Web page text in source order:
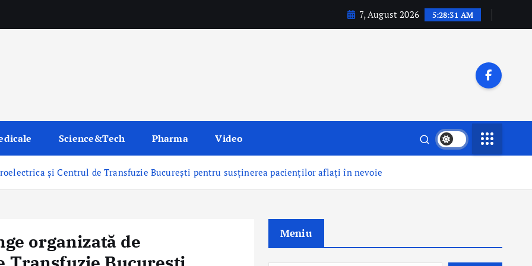
7, August 2026 5:28:32 AM
Science&Tech Pharma Video
și Centrul de Transfuzie București pentru susținerea pacienților aflați în nevoie
organizată de
Meniu